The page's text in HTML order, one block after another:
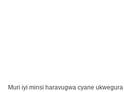
Muri iyi minsi haravugwa cyane